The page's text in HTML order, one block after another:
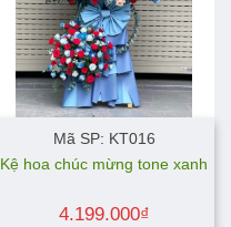
Mã SP: KT016
Kệ hoa chúc mừng tone xanh
4.199.000₫